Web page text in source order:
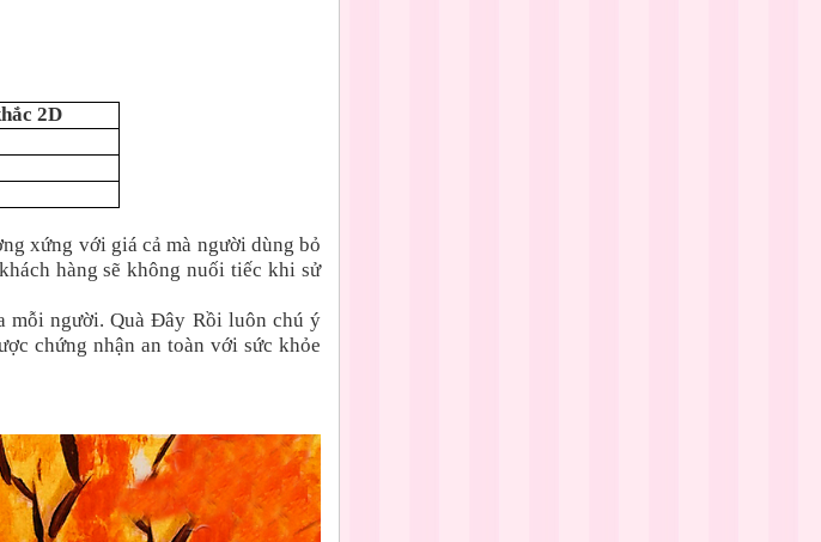
2D
xứng với giá cả mà người dùng bỏ
hàng sẽ không nuối tiếc khi sử
mỗi người. Quà Đây Rồi luôn chú ý
chứng nhận an toàn với sức khỏe